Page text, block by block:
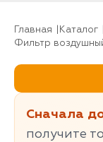
Главная Каталог
Фильтр
Сначала
получите